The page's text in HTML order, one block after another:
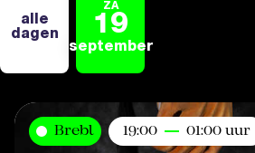
alle
dagen
ZA
19
september
Brebl 19:00 01:00 uur